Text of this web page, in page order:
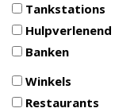
Tankstations
Hulpverlenend
Banken
Winkels
Restaurants